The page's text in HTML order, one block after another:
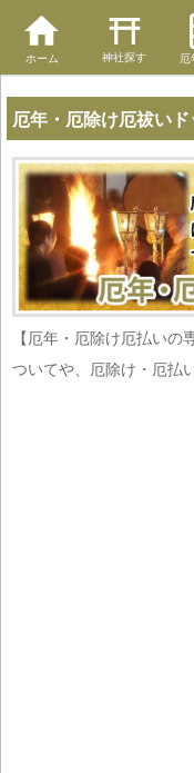
ホーム 神社探す 厄
厄年・厄除け厄祓いド
【厄年・厄除け厄払い
ついてや、厄除け・厄払